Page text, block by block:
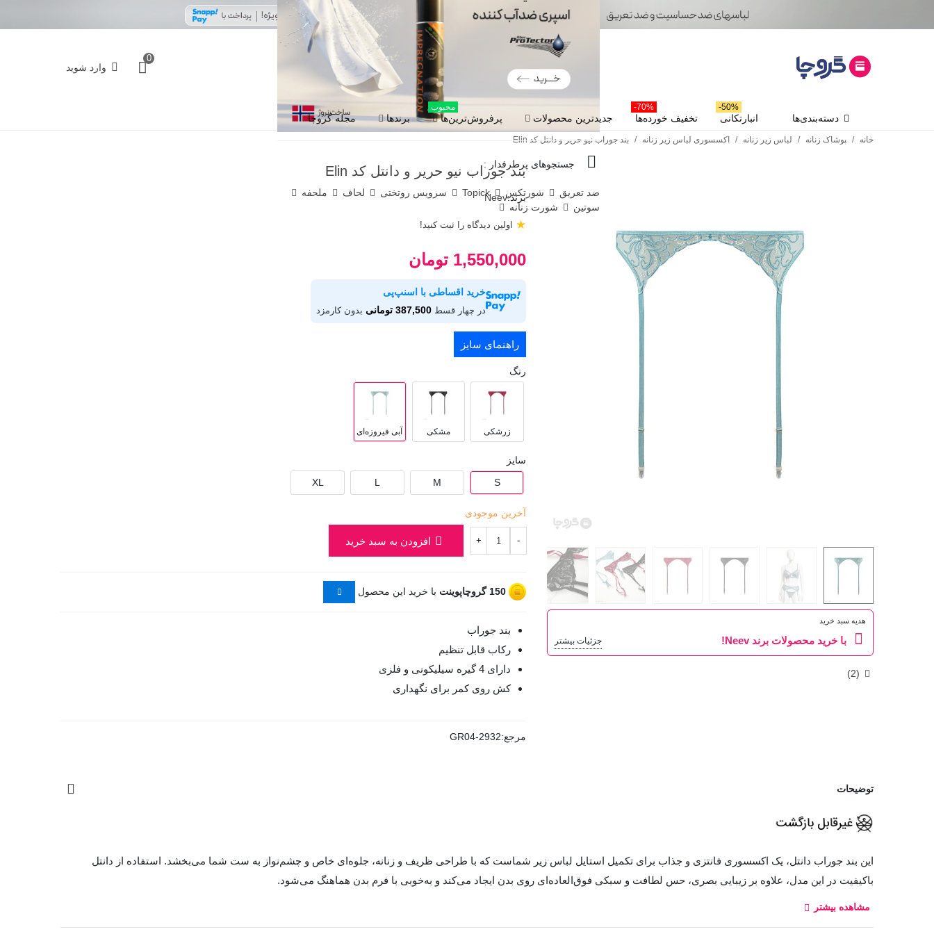
جستجوهای پرطرفدار :
ضد تعریق شورتکس Topick سرویس روتختی لحاف
ملحفه
سوتین
شورت زنانه
0
وارد شوید
دسته‌بندی‌ها انبارتکانی
50%-
تخفیف خورده‌ها
70%-
جدیدترین محصولات پرفروش‌ترین‌ها
محبوب
برندها مجله گروچا
خانه / پوشاک زنانه / لباس زیر زنانه / اکسسوری لباس زیر زنانه / بند جوراب نیو حریر و دانتل کد Elin
هدیه سبد خرید
با خرید محصولات برند Neev! جزئیات بیشتر
(
2
)
بند جوراب نیو حریر و دانتل کد Elin
برند:Neev
اولین دیدگاه را ثبت کنید! ★
1,550,000 تومان
خرید اقساطی با اسنپ‌پی
در چهار قسط 387,500 تومانی بدون کارمزد
راهنمای سایز
رنگ
زرشکی مشکی آبی فیروزه‌ای
سایز
S
M
L
XL
آخرین موجودی
-
+ افزودن به سبد خرید
150 گروچاپوینت با خرید این محصول
بند جوراب
رکاب قابل تنظیم
دارای 4 گیره سیلیکونی و فلزی
کش روی کمر برای نگهداری
مرجع:GR04-2932
توضیحات
این بند جوراب دانتل، یک اکسسوری فانتزی و جذاب برای تکمیل استایل لباس زیر شماست که با طراحی ظریف و زنانه، جلوه‌ای خاص و چشم‌نواز به ست شما می‌بخشد. استفاده از دانتل
باکیفیت در این مدل، علاوه بر زیبایی بصری، حس لطافت و سبکی فوق‌العاده‌ای روی بدن ایجاد می‌کند و به‌خوبی با فرم بدن هماهنگ می‌شود.
مطمئن به جوراب را فراهم می‌کند و در عین حال استفاده از آن را راحت و کاربردی می‌سازد.
مشاهده بیشتر